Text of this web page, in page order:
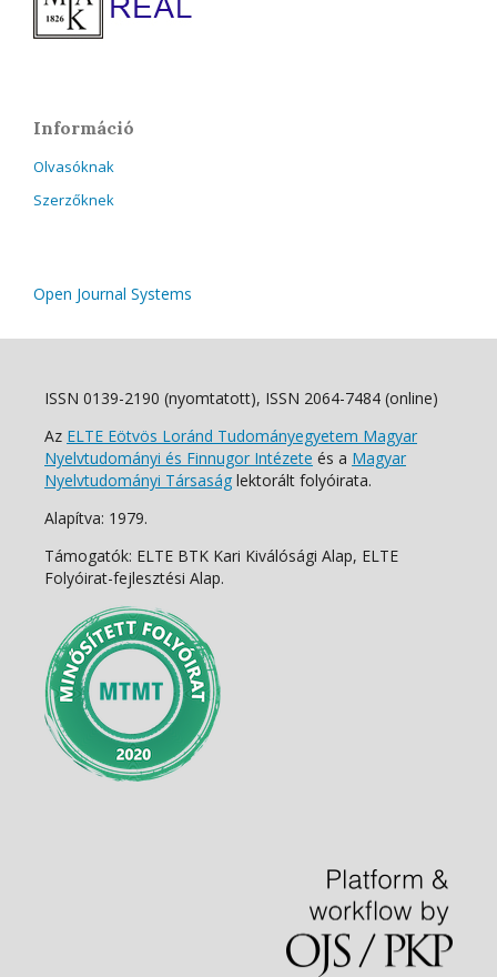
Információ
Olvasóknak
Szerzőknek
Open Journal Systems
ISSN 0139-2190 (nyomtatott), ISSN 2064-7484 (online)
Az ELTE Eötvös Loránd Tudományegyetem Magyar
Nyelvtudományi és Finnugor Intézete és a Magyar
Nyelvtudományi Társaság lektorált folyóirata.
Alapítva: 1979.
Támogatók: ELTE BTK Kari Kiválósági Alap, ELTE
Folyóirat-fejlesztési Alap.